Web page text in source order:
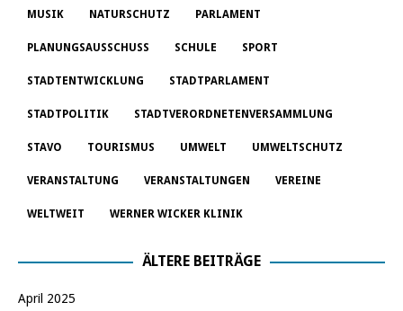
MUSIK NATURSCHUTZ PARLAMENT
PLANUNGSAUSSCHUSS SCHULE SPORT
STADTENTWICKLUNG STADTPARLAMENT
STADTPOLITIK STADTVERORDNETENVERSAMMLUNG
STAVO TOURISMUS UMWELT UMWELTSCHUTZ
VERANSTALTUNG VERANSTALTUNGEN VEREINE
WELTWEIT WERNER WICKER KLINIK
ÄLTERE BEITRÄGE
April 2025